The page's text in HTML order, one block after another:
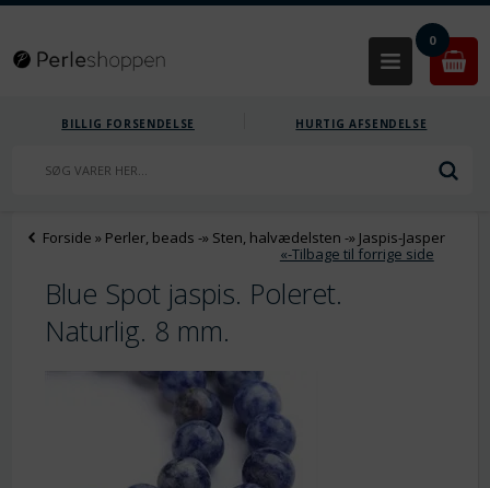
0
BILLIG FORSENDELSE HURTIG AFSENDELSE
Forside » Perler, beads -» Sten, halvædelsten -» Jaspis-Jasper
«-Tilbage til forrige side
Blue Spot jaspis. Poleret.
Naturlig. 8 mm.